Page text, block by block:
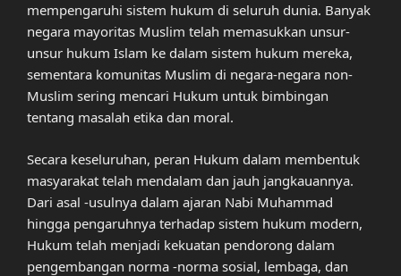
mempengaruhi sistem hukum di seluruh dunia. Banyak
negara mayoritas Muslim telah memasukkan unsur-
unsur hukum Islam ke dalam sistem hukum mereka,
sementara komunitas Muslim di negara-negara non-
Muslim sering mencari Hukum untuk bimbingan
tentang masalah etika dan moral.
Secara keseluruhan, peran Hukum dalam membentuk
masyarakat telah mendalam dan jauh jangkauannya.
Dari asal -usulnya dalam ajaran Nabi Muhammad
hingga pengaruhnya terhadap sistem hukum modern,
Hukum telah menjadi kekuatan pendorong dalam
pengembangan norma -norma sosial, lembaga, dan